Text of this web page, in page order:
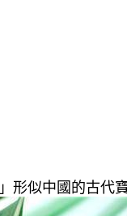
形似中國的古代